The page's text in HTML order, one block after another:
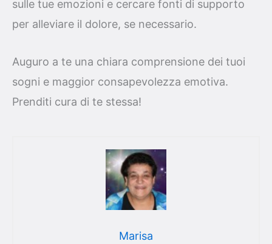
sulle tue emozioni e cercare fonti di supporto
per alleviare il dolore, se necessario.
Auguro a te una chiara comprensione dei tuoi
sogni e maggior consapevolezza emotiva.
Prenditi cura di te stessa!
Marisa